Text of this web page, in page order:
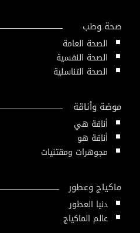
صحة وطب
الصحة العامة
الصحة النفسية
الصحة التناسلية
موضة وأناقة
أناقة هي
أناقة هو
مجوهرات ومقتنيات
ماكياج وعطور
دنيا العطور
عالم الماكياج